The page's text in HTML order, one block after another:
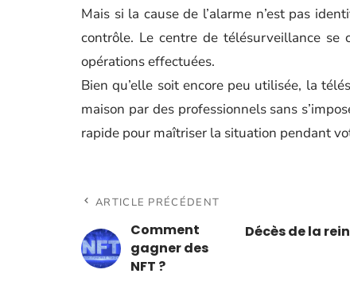
Mais si la cause de l’alarme n’est pas
contrôle. Le centre de télésurveillance se
opérations effectuées.
Bien qu’elle soit encore peu utilisée, la
maison par des professionnels sans
rapide pour maîtriser la situation pendant
ARTICLE PRÉCÉDENT
Comment
gagner des
NFT ?
Décès de la